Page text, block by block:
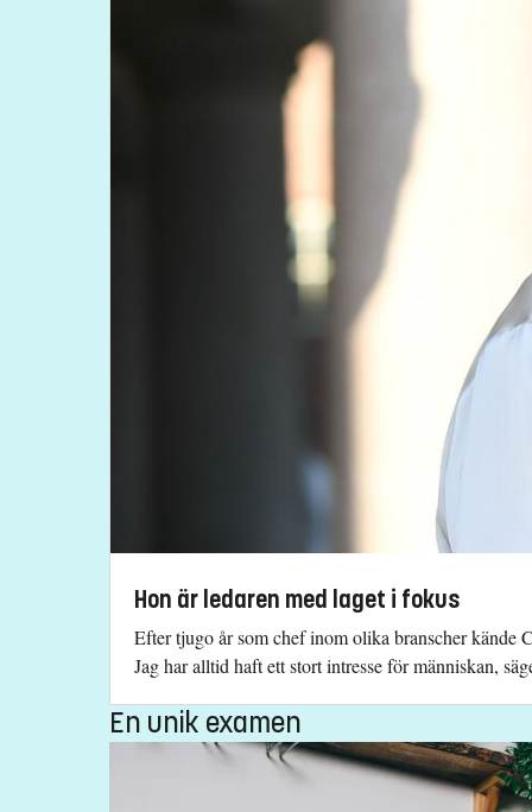
Administratör: Åsa Steinvall
Hon är ledaren med laget i fokus
Efter tjugo år som chef inom olika branscher kände
Jag har alltid haft ett stort intresse för människan,
En unik examen